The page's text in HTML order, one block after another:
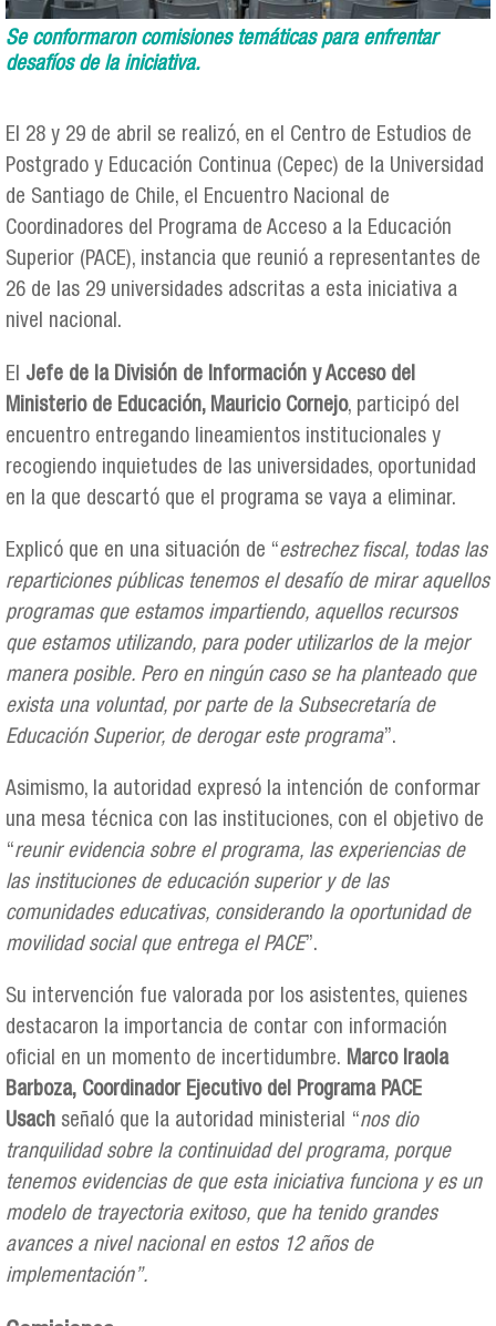
Se conformaron comisiones temáticas para enfrentar
desafíos de la iniciativa.
El 28 y 29 de abril se realizó, en el Centro de Estudios de
Postgrado y Educación Continua (Cepec) de la Universidad
de Santiago de Chile, el Encuentro Nacional de
Coordinadores del Programa de Acceso a la Educación
Superior (PACE), instancia que reunió a representantes de
26 de las 29 universidades adscritas a esta iniciativa a
nivel nacional.
El Jefe de la División de Información y Acceso del
Ministerio de Educación, Mauricio Cornejo, participó del
encuentro entregando lineamientos institucionales y
recogiendo inquietudes de las universidades, oportunidad
en la que descartó que el programa se vaya a eliminar.
Explicó que en una situación de “estrechez fiscal, todas las
reparticiones públicas tenemos el desafío de mirar aquellos
programas que estamos impartiendo, aquellos recursos
que estamos utilizando, para poder utilizarlos de la mejor
manera posible. Pero en ningún caso se ha planteado que
exista una voluntad, por parte de la Subsecretaría de
Educación Superior, de derogar este programa”.
Asimismo, la autoridad expresó la intención de conformar
una mesa técnica con las instituciones, con el objetivo de
“reunir evidencia sobre el programa, las experiencias de
las instituciones de educación superior y de las
comunidades educativas, considerando la oportunidad de
movilidad social que entrega el PACE”.
Su intervención fue valorada por los asistentes, quienes
destacaron la importancia de contar con información
oficial en un momento de incertidumbre. Marco Iraola
Barboza, Coordinador Ejecutivo del Programa PACE
Usach señaló que la autoridad ministerial “nos dio
tranquilidad sobre la continuidad del programa, porque
tenemos evidencias de que esta iniciativa funciona y es un
modelo de trayectoria exitoso, que ha tenido grandes
avances a nivel nacional en estos 12 años de
implementación”.